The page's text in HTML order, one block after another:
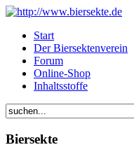
Start
Der Biersektenverein
Forum
Online-Shop
Inhaltsstoffe
Biersekte